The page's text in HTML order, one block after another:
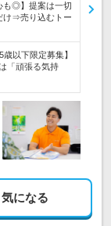
も◎】提案は一切
け⇒売り込むトー
以下限定募集】
「頑張る気持
気になる